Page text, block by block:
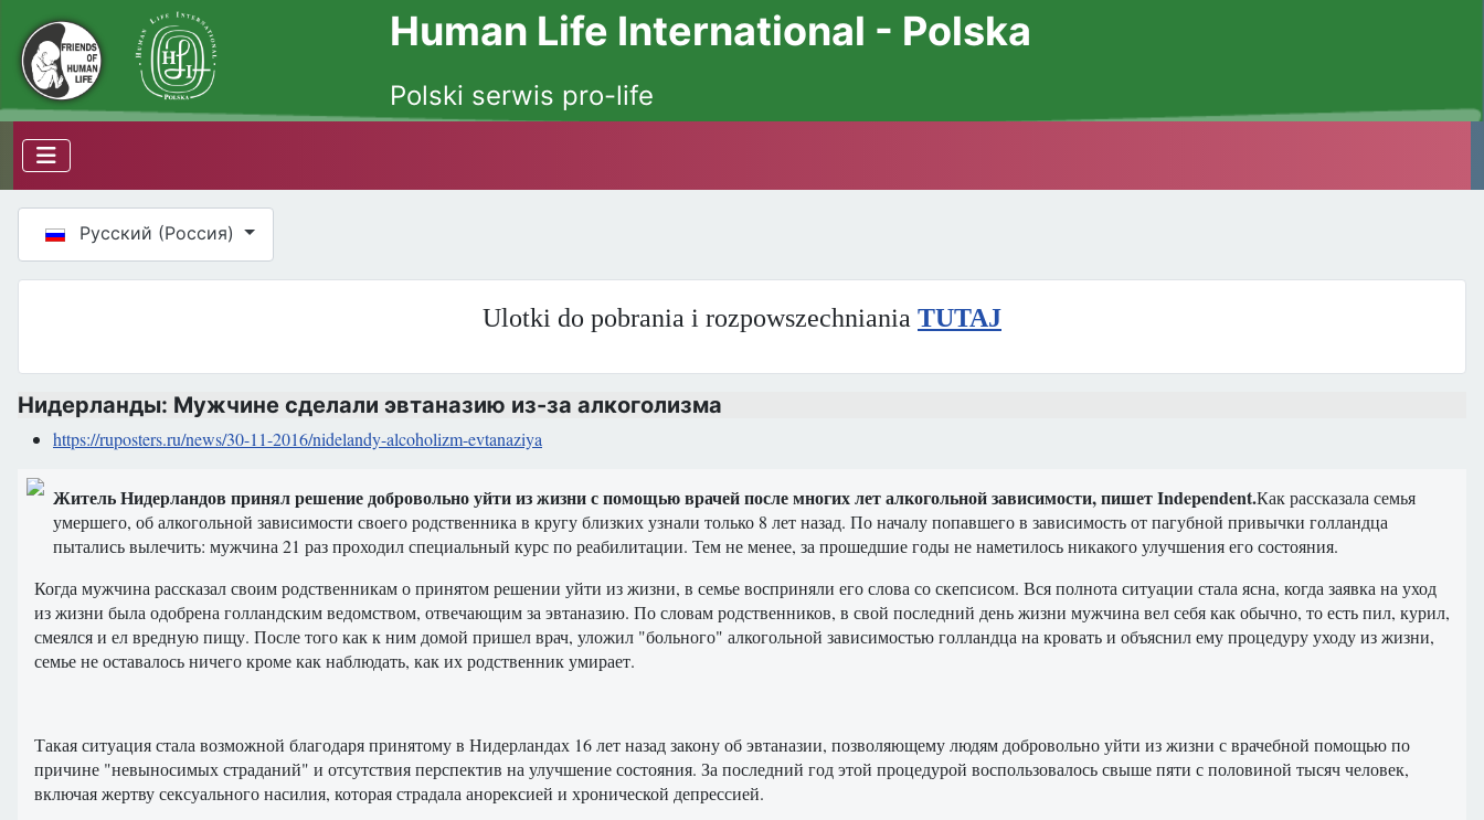
Human Life International - Polska
Polski serwis pro-life
Русский (Россия)
Ulotki do pobrania i rozpowszechniania TUTAJ
Нидерланды: Мужчине сделали эвтаназию из-за алкоголизма
https://ruposters.ru/news/30-11-2016/nidelandy-alcoholizm-evtanaziya
Житель Нидерландов принял решение добровольно уйти из жизни с помощью врачей после многих лет алкогольной зависимости, пишет Independent.Как рассказала семья
умершего, об алкогольной зависимости своего родственника в кругу близких узнали только 8 лет назад. По началу попавшего в зависимость от пагубной привычки голландца
пытались вылечить: мужчина 21 раз проходил специальный курс по реабилитации. Тем не менее, за прошедшие годы не наметилось никакого улучшения его состояния.
Когда мужчина рассказал своим родственникам о принятом решении уйти из жизни, в семье восприняли его слова со скепсисом. Вся полнота ситуации стала ясна, когда заявка на уход
из жизни была одобрена голландским ведомством, отвечающим за эвтаназию. По словам родственников, в свой последний день жизни мужчина вел себя как обычно, то есть пил, курил,
смеялся и ел вредную пищу. После того как к ним домой пришел врач, уложил "больного" алкогольной зависимостью голландца на кровать и объяснил ему процедуру уходу из жизни,
семье не оставалось ничего кроме как наблюдать, как их родственник умирает.
Такая ситуация стала возможной благодаря принятому в Нидерландах 16 лет назад закону об эвтаназии, позволяющему людям добровольно уйти из жизни с врачебной помощью по
причине "невыносимых страданий" и отсутствия перспектив на улучшение состояния. За последний год этой процедурой воспользовалось свыше пяти с половиной тысяч человек,
включая жертву сексуального насилия, которая страдала анорексией и хронической депрессией.